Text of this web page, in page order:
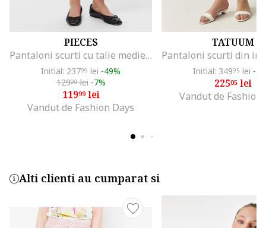
PIECES
Pantaloni scurti cu talie medie si model floral, Negru
Initial: 23799 lei -49%
12999lei -7%
11999lei
Vandut de Fashion Days
TATUUM
Initial: 34995 lei -
22505lei
Vandut de Fashion
Alti clienti au cumparat si